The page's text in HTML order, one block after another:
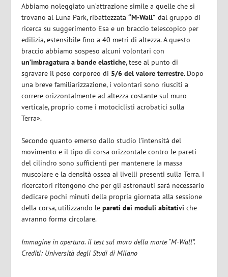
Abbiamo noleggiato un’attrazione simile a quelle che si
trovano al Luna Park, ribattezzata“M-Wall” dal gruppo di
ricerca su suggerimento Esa e un braccio telescopico per
edilizia, estensibile fino a 40 metri di altezza. A questo
braccio abbiamo sospeso alcuni volontari con
un’imbragatura a bande elastiche, tese al punto di
sgravare il peso corporeo di 5/6 del valore terrestre. Dopo
una breve familiarizzazione, i volontari sono riusciti a
correre orizzontalmente ad altezza costante sul muro
verticale, proprio come i motociclisti acrobatici sulla
Terra».
Secondo quanto emerso dallo studio l’intensità del
movimento e il tipo di corsa orizzontale contro le pareti
del cilindro sono sufficienti per mantenere la massa
muscolare e la densità ossea ai livelli presenti sulla Terra. I
ricercatori ritengono che per gli astronauti sarà necessario
dedicare pochi minuti della propria giornata alla sessione
della corsa, utilizzando lepareti dei moduli abitativi che
avranno forma circolare.
Immagine in apertura. il test sul muro della morte “M-Wall”.
Crediti: Università degli Studi di Milano